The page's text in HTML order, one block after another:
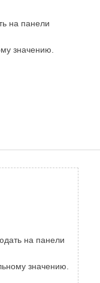
на панели
значению.
на панели
значению.